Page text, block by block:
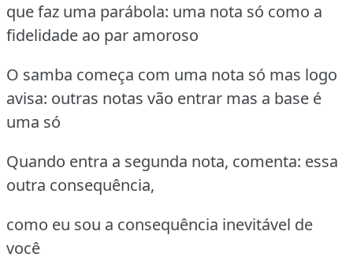
que faz uma parábola: uma nota só como a
fidelidade ao par amoroso
O samba começa com uma nota só mas logo
avisa: outras notas vão entrar mas a base é
uma só
Quando entra a segunda nota, comenta: essa
outra consequência,
como eu sou a consequência inevitável de
você